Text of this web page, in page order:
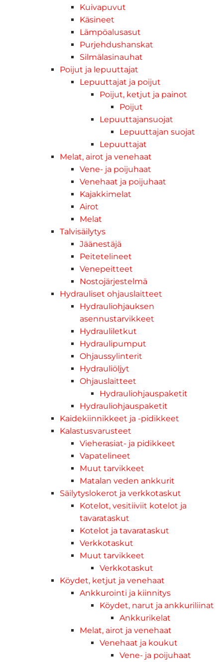
Kuivapuvut
Käsineet
Lämpöalusasut
Purjehdushanskat
Silmälasinauhat
Poijut ja lepuuttajat
Lepuuttajat ja poijut
Poijut, ketjut ja painot
Poijut
Lepuuttajansuojat
Lepuuttajan suojat
Lepuuttajat
Melat, airot ja venehaat
Vene- ja poijuhaat
Venehaat ja poijuhaat
Kajakkimelat
Airot
Melat
Talvisäilytys
Jäänestäjä
Peitetelineet
Venepeitteet
Nostojärjestelmä
Hydrauliset ohjauslaitteet
Hydrauliohjauksen
asennustarvikkeet
Hydrauliletkut
Hydraulipumput
Ohjaussylinterit
Hydrauliöljyt
Ohjauslaitteet
Hydrauliohjauspaketit
Hydrauliohjauspaketit
Kaidekiinnikkeet ja -pidikkeet
Kalastusvarusteet
Vieherasiat- ja pidikkeet
Vapatelineet
Muut tarvikkeet
Matalan veden ankkurit
Säilytyslokerot ja verkkotaskut
Kotelot, vesitiiviit kotelot ja
tavarataskut
Kotelot ja tavarataskut
Verkkotaskut
Muut tarvikkeet
Verkkotaskut
Köydet, ketjut ja venehaat
Ankkurointi ja kiinnitys
Köydet, narut ja ankkuriliinat
Ankkurikelat
Melat, airot ja venehaat
Venehaat ja koukut
Vene- ja poijuhaat